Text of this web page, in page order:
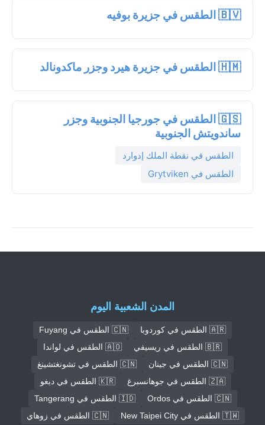
🇧🇻 الطقس في جزيرة بوفيه
🇭🇲 الطقس في جزيرة هيرد وجزر ماكدونالد
🇬🇸 الطقس في جورجيا الجنوبية وجزر
ساندويتش الجنوبية
الطقس في نقطة الملك إدوارد
الطقس في Grytviken
المدن الشعبية اليوم
🇦🇷 الطقس في كوردوبا
🇨🇳 الطقس في Fuyang
🇧🇷 الطقس في ريسيفي
🇦🇴 الطقس في لواندا
🇨🇳 الطقس في جينان
🇨🇳 الطقس في تشونغتشينغ
🇿🇦 الطقس في جوهانسبرغ
🇰🇷 الطقس في ديغو
🇨🇳 الطقس في Ordos
🇮🇩 الطقس في Tangerang
🇹🇼 الطقس في New Taipei City
🇨🇳 الطقس في زوهاي